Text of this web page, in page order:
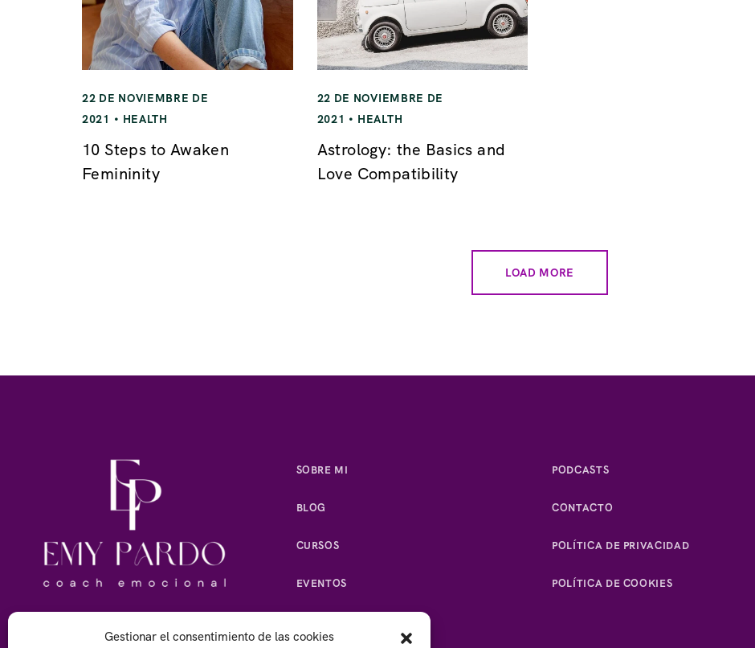
Gestionar el consentimiento de las cookies
22 DE NOVIEMBRE DE
2021
HEALTH
10 Steps to Awaken
Femininity
22 DE NOVIEMBRE DE
2021
HEALTH
Astrology: the Basics and
Love Compatibility
LOAD MORE
SOBRE MI
BLOG
CURSOS
EVENTOS
PODCASTS
CONTACTO
POLÍTICA DE PRIVACIDAD
POLÍTICA DE COOKIES